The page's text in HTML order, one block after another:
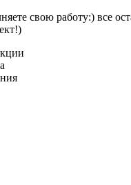
свою работу:) все